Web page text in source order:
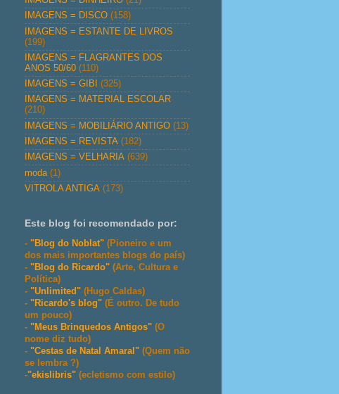
IMAGENS = DISCO (158)
IMAGENS = ESTANTE DE LIVROS
(199)
IMAGENS = FLAGRANTES DOS
ANOS 50/60 (110)
IMAGENS = GIBI
(325)
IMAGENS = MATERIAL ESCOLAR
(210)
IMAGENS = MOBILIÁRIO ANTIGO (13)
IMAGENS = REVISTA (182)
IMAGENS = VELHARIA (639)
moda (1)
VITROLA ANTIGA (173)
Este blog foi recomendado por:
- "Blog do Noblat" (Pioneiro e um
dos mais importantes blogs do país)
- "Blog do Ricardo" (Arte, Cultura e
Política)
- "Unlimited" (Hugo Caldas)
- "Ricardo's blog" (É outro. De tudo
um pouco)
- "Meus Brinquedos Antigos" (O
nome diz tudo)
- "Cestas de Natal Amaral" (Quem não
se lembra ?)
-"ekislibris" (ecletismo com estilo)